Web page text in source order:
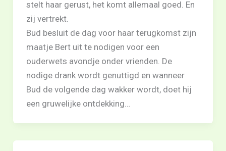
stelt haar gerust, het komt allemaal goed. En
zij vertrekt.
Bud besluit de dag voor haar terugkomst zijn
maatje Bert uit te nodigen voor een
ouderwets avondje onder vrienden. De
nodige drank wordt genuttigd en wanneer
Bud de volgende dag wakker wordt, doet hij
een gruwelijke ontdekking…